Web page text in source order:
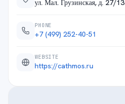
ул. Мал. Грузинская, д. 27/13
PHONE
+7 (499) 252-40-51
WEBSITE
https://cathmos.ru